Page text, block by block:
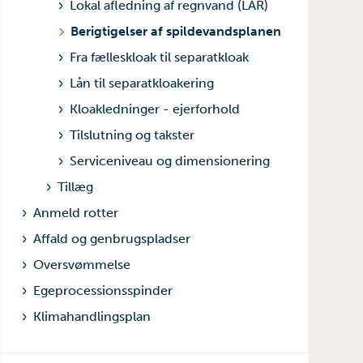
Lokal afledning af regnvand (LAR)
Berigtigelser af spildevandsplanen
Fra fælleskloak til separatkloak
Lån til separatkloakering
Kloakledninger - ejerforhold
Tilslutning og takster
Serviceniveau og dimensionering
Tillæg
Anmeld rotter
Affald og genbrugspladser
Oversvømmelse
Egeprocessionsspinder
Klimahandlingsplan